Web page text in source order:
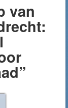
van